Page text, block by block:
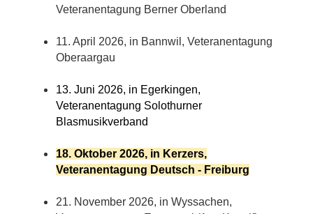
Veteranentagung Berner Oberland
11. April 2026, in Bannwil, Veteranentagung
Oberaargau
13. Juni 2026, in Egerkingen,
Veteranentagung Solothurner
Blasmusikverband
18. Oktober 2026, in Kerzers,
Veteranentagung Deutsch - Freiburg
21. November 2026, in Wyssachen,